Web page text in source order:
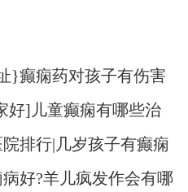
}癫痫药对孩子有伤害
好]儿童癫痫有哪些治
排行|几岁孩子有癫痫
好?羊儿疯发作会有哪